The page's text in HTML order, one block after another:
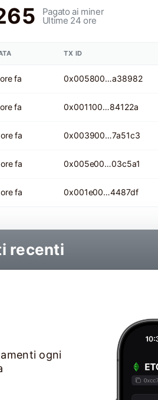
Pagato ai miner
Ultime 24 ore
TX ID
fa 0x005800…a38982
fa 0x001100…84122a
fa 0x003900…7a51c3
fa 0x005e00…03c5a1
fa 0x001e00…4487df
recenti
ogni